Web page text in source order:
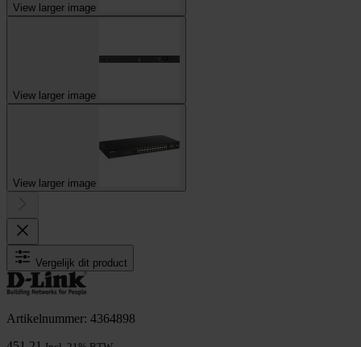
View larger image
View larger image
View larger image
Vergelijk dit product
Artikelnummer: 4364898